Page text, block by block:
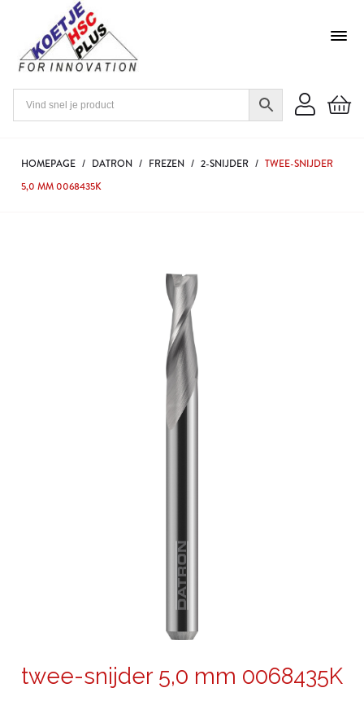
HOMEPAGE / DATRON / FREZEN / 2-SNIJDER / TWEE-SNIJDER
5,0 MM 0068435K
twee-snijder 5,0 mm 0068435K